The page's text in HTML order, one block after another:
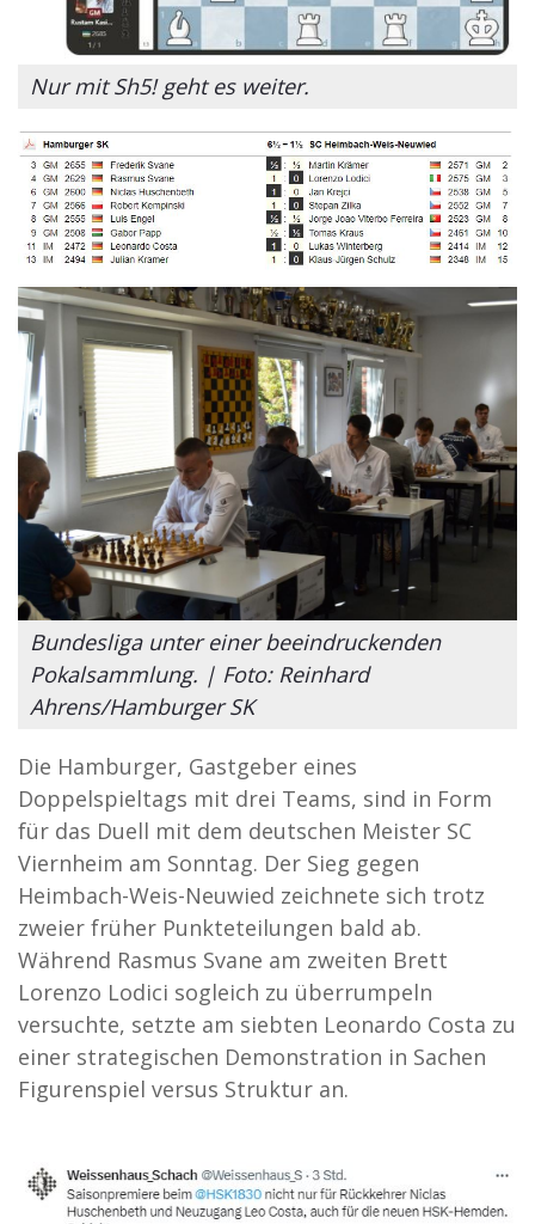
Nur mit Sh5! geht es weiter.
Bundesliga unter einer beeindruckenden
Pokalsammlung. | Foto: Reinhard
Ahrens/Hamburger SK
Die Hamburger, Gastgeber eines
Doppelspieltags mit drei Teams, sind in Form
für das Duell mit dem deutschen Meister SC
Viernheim am Sonntag. Der Sieg gegen
Heimbach-Weis-Neuwied zeichnete sich trotz
zweier früher Punkteteilungen bald ab.
Während Rasmus Svane am zweiten Brett
Lorenzo Lodici sogleich zu überrumpeln
versuchte, setzte am siebten Leonardo Costa zu
einer strategischen Demonstration in Sachen
Figurenspiel versus Struktur an.